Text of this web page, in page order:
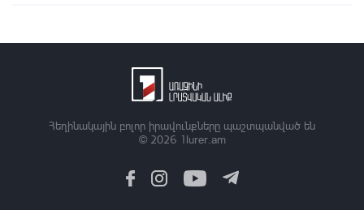
Փարիզը կշարունակի աջակցել Հայաստանի և Ադրբեջանի միջև
15:35 08 Օգս, 2026
բանականության գործարանը. վարչապետը տեսանյութ է
Հեղինակային բոլոր իրավունքները պաշտպանված են
© 2026 1lurer.am